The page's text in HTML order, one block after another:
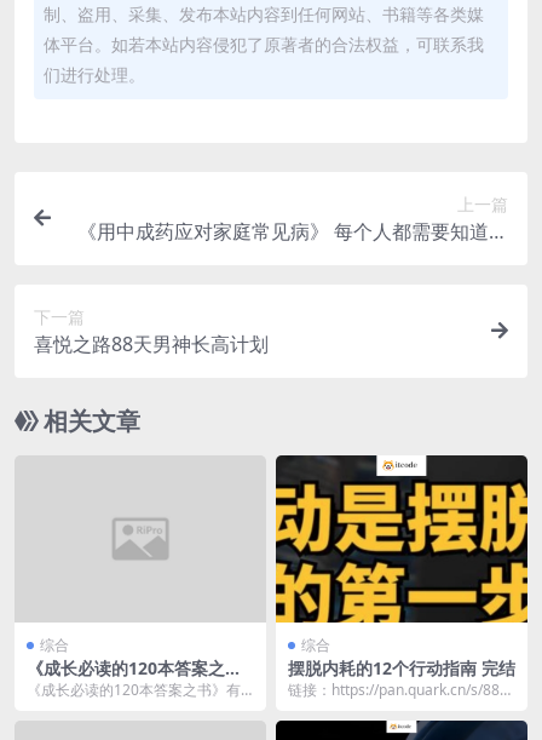
制、盗用、采集、发布本站内容到任何网站、书籍等各类媒
体平台。如若本站内容侵犯了原著者的合法权益，可联系我
们进行处理。
上一篇
《用中成药应对家庭常见病》 每个人都需要知道的
下一篇
喜悦之路88天男神长高计划
相关文章
综合
《成长必读的120本答案之
书》有声类 全125集 掌握快乐
《成长必读的120本答案之书》有
综合
摆脱内耗的12个行动指南 完结
链接：https://pan.quark.cn/s/880